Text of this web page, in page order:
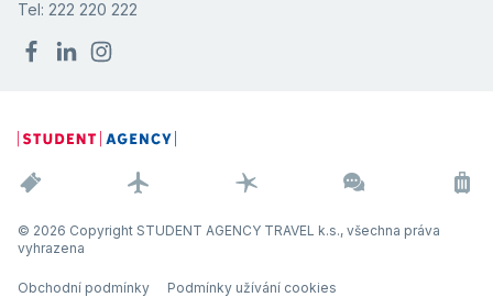
Tel: 222 220 222
© 2026 Copyright STUDENT AGENCY TRAVEL k.s., všechna práva
vyhrazena
Obchodní podmínky Podmínky užívání cookies